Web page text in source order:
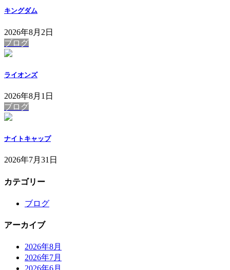
キングダム
2026年8月2日
ブログ
ライオンズ
2026年8月1日
ブログ
ナイトキャップ
2026年7月31日
カテゴリー
ブログ
アーカイブ
2026年8月
2026年7月